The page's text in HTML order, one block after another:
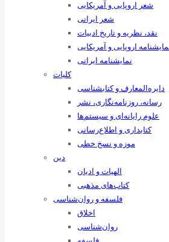
شعر اروپایی و آمریکایی
شعر ایرانی
نقد، نظریه و تاریخ ادبیات
اروپایی و آمریکایی
نمایشنامه ایرانی
کلیات
دایره‌المعارف و کتابشناسی
رسانه‌، روزنامه‌نگاری، نشر
علوم رایانه‌ای و سیستم‌ها
کتابداری و اطلاع‌رسانی
موزه و نسخ خطی
دین
الهیات و ادیان
کتاب‌های مذهبی
فلسفه و روان‌شناسی
اخلاق
روان‌شناسی